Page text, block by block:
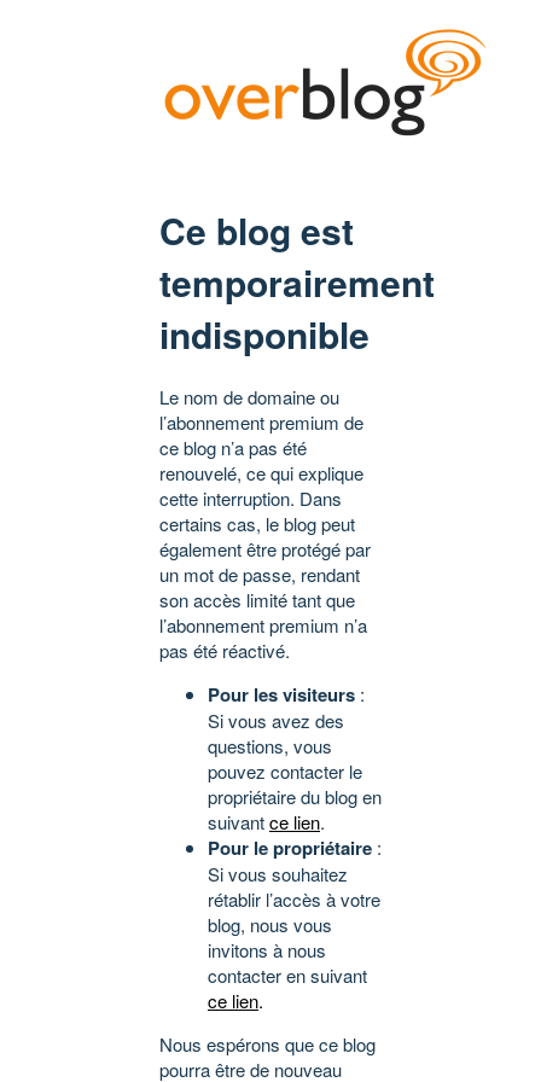
Ce blog est
temporairement
indisponible
Le nom de domaine ou
l’abonnement premium de
ce blog n’a pas été
renouvelé, ce qui explique
cette interruption. Dans
certains cas, le blog peut
également être protégé par
un mot de passe, rendant
son accès limité tant que
l’abonnement premium n’a
pas été réactivé.
Pour les visiteurs :
Si vous avez des
questions, vous
pouvez contacter le
propriétaire du blog en
suivantce lien.
Pour le propriétaire :
Si vous souhaitez
rétablir l’accès à votre
blog, nous vous
invitons à nous
contacter en suivant
ce lien.
Nous espérons que ce blog
pourra être de nouveau